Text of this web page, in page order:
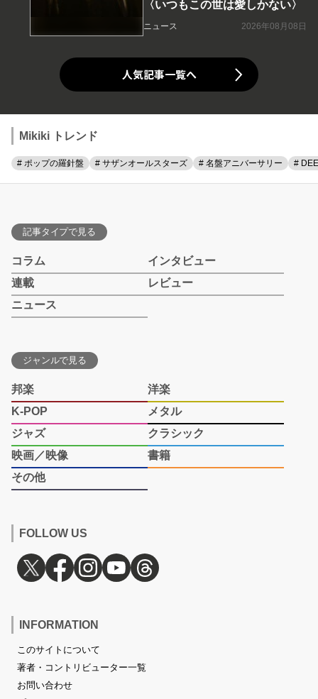
〈いつもこの世は愛しかない〉
ニュース 2026年08月08日
人気記事一覧へ
Mikiki トレンド
# ポップの羅針盤 # サザンオールスターズ # 名盤アニバーサリー #
記事タイプで見る
コラム
インタビュー
連載
レビュー
ニュース
ジャンルで見る
邦楽
洋楽
K-POP
メタル
ジャズ
クラシック
映画／映像
書籍
その他
FOLLOW US
INFORMATION
このサイトについて
著者・コントリビューター一覧
お問い合わせ